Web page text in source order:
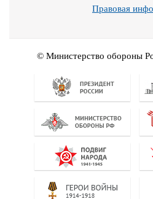
Правовая
© Министерство обороны